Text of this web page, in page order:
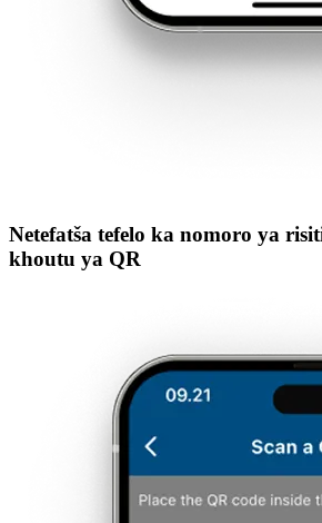
Netefatša tefelo ka nomoro ya
khoutu ya QR